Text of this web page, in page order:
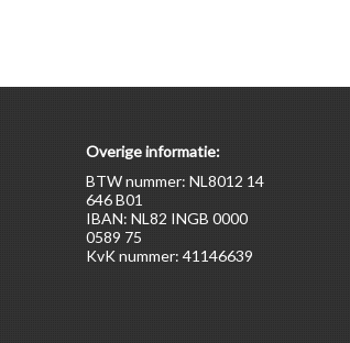
Overige informatie:
BTW nummer: NL8012 14
646 B01
IBAN: NL82 INGB 0000
0589 75
KvK nummer: 41146639